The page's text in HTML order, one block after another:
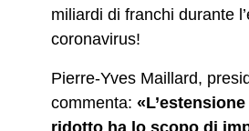
miliardi di franchi durante
coronavirus!
Pierre-Yves Maillard,
commenta:
ridotto ha lo scopo di